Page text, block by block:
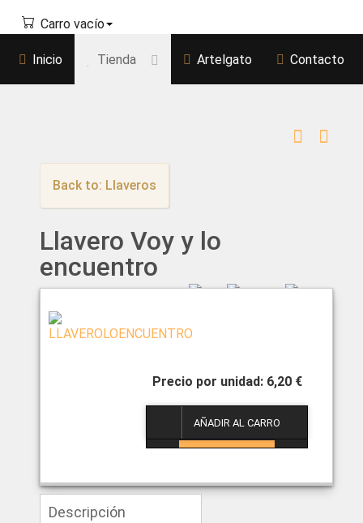
Carro vacío
Inicio Tienda Artelgato Contacto
Back to: Llaveros
Llavero Voy y lo
encuentro
6,20 €
Descripción